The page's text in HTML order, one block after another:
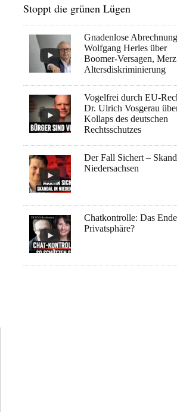
Stoppt die grünen Lügen
Gnadenlose
Wolfgang Herles über
Boomer-Versagen,
Altersdiskriminierung
Vogelfrei durch EU-
Dr. Ulrich Vosgerau
Kollaps des deutschen
Rechtsschutzes
Der Fall Sichert –
Niedersachsen
Chatkontrolle: Das
Privatsphäre?